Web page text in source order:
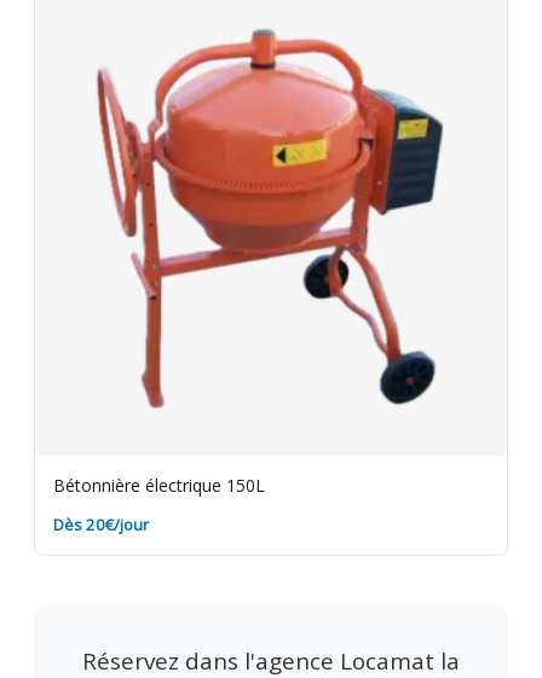
Bétonnière électrique 150L
Dès 20€/jour
Réservez dans l'agence Locamat la